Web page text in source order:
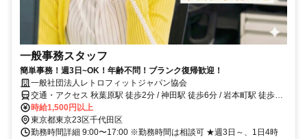
一般事務スタッフ
簡単事務！週3日~OK！年齢不問！ブランク復帰歓迎！
一般社団法人レトロフィットジャパン協会
交通・アクセス 秋葉原駅 徒歩2分 / 神田駅 徒歩6分 / 岩本町駅 徒歩2
分
時給1,500円以上
東京都東京23区千代田区
勤務時間詳細 9:00〜17:00 ※勤務時間は相談可 ★週3日～、1日4時